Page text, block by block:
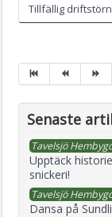
Tillfällig
Senaste
Tavelsjö
Upptäck
snickeri!
Tavelsjö
Dansa på